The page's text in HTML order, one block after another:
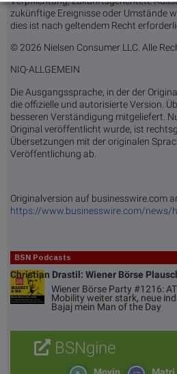
zukünftige Ereignisse oder Umstände
dies ist nach geltendem Recht
© 2026 Nielsen Consumer LLC. Alle
NIQ-ALLGEMEIN
Die Ausgangssprache, in der der
die offizielle und autorisierte Version.
besseren Verständigung mitgeliefert.
Original veröffentlicht wurde, ist
Übersetzungen mit der originalen
Veröffentlichung ab.
Originalversion auf businesswire.com
https://www.businesswire.com/
BSN Podcasts
Christian Drastil: Wiener Börse
Wiener Börse Party #1216:
Mobility weiter stark, neue
Bajaj mein Man of the Day
BSNgine